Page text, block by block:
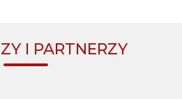
I PARTNERZY